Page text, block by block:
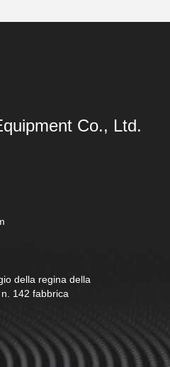
Co., Ltd.
della regina della
142 fabbrica